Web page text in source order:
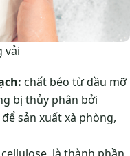
vải
chất béo từ dầu mỡ
bị thủy phân bởi
sản xuất xà phòng,